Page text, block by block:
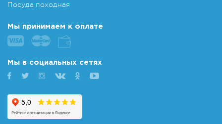
Посуда походная
Мы принимаем к оплате
Мы в социальных сетях